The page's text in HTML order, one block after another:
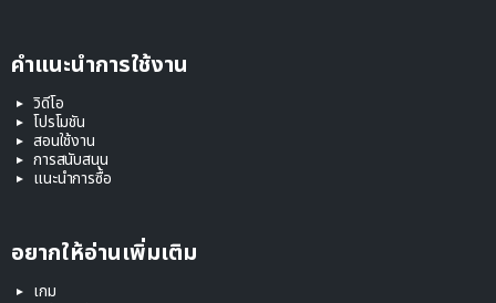
คำแนะนำการใช้งาน
วิดีโอ
โปรโมชัน
สอนใช้งาน
การสนับสนุน
แนะนำการซื้อ
อยากให้อ่านเพิ่มเติม
เกม